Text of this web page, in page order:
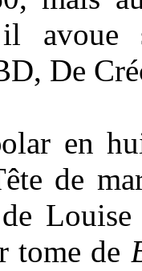
il
De
en
de
tome de